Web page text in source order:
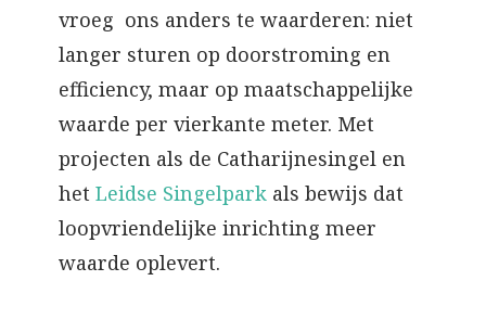
vroeg ons anders te waarderen: niet
langer sturen op doorstroming en
efficiency, maar op maatschappelijke
waarde per vierkante meter. Met
projecten als de Catharijnesingel en
het Leidse Singelpark als bewijs dat
loopvriendelijke inrichting meer
waarde oplevert.